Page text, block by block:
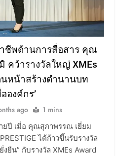
ชีพด้านการสื่อสาร คุณ
คว้ารางวัลใหญ่ XMEs
นหน้าสร้างตำนานบท
องค์กร’
ago 1 mins
ยปี เมื่อ คุณสุภาพรรณ เยี่ยม
ได้ก้าวขึ้นรับรางวัล
ยืน” กับรางวัล XMEs Award